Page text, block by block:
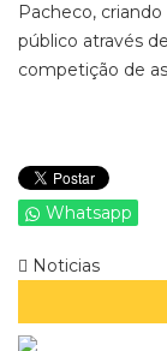
Pacheco,
público através
competição de
Whatsapp
Noticias